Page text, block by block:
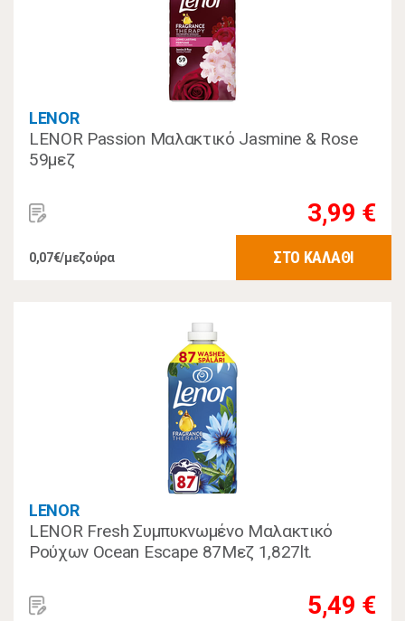
LENOR
LENOR Passion Μαλακτικό Jasmine & Rose
59μεζ
3,99 €
0,07€/μεζούρα ΣΤΟ ΚΑΛΑΘΙ
LENOR
LENOR Fresh Συμπυκνωμένο Μαλακτικό
Ρούχων Ocean Escape 87Μεζ 1,827lt.
5,49 €